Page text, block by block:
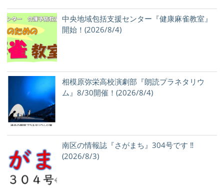
中央地域包括支援センター『健康麻雀教室』
開始！(2026/8/4)
相模原弥栄高校演劇部『朗読プラネタリウ
ム』8/30開催！(2026/8/4)
南区の情報誌『さがまち』304号です ‼
(2026/8/3)